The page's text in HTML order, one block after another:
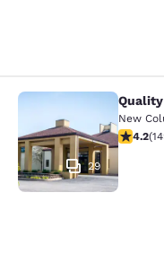
Quality Inn
29
New
4.2(